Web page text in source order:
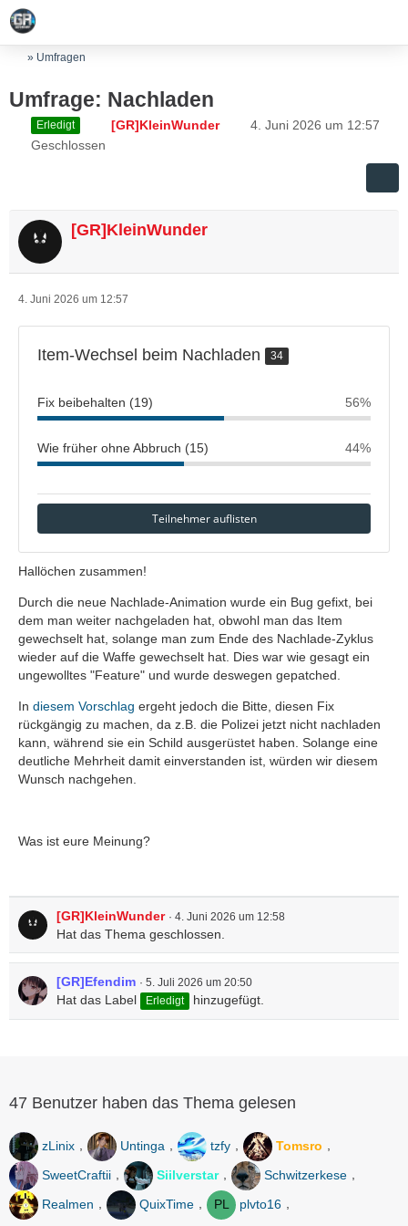
» Umfragen
Umfrage: Nachladen
Erledigt [GR]KleinWunder
4. Juni 2026 um 12:57
Geschlossen
[GR]KleinWunder
4. Juni 2026 um 12:57
Item-Wechsel beim Nachladen 34
Fix beibehalten (19) 56%
Wie früher ohne Abbruch (15) 44%
Teilnehmer auflisten
Hallöchen zusammen!
Durch die neue Nachlade-Animation wurde ein Bug gefixt, bei
dem man weiter nachgeladen hat, obwohl man das Item
gewechselt hat, solange man zum Ende des Nachlade-Zyklus
wieder auf die Waffe gewechselt hat. Dies war wie gesagt ein
ungewolltes "Feature" und wurde deswegen gepatched.
In diesem Vorschlag ergeht jedoch die Bitte, diesen Fix
rückgängig zu machen, da z.B. die Polizei jetzt nicht nachladen
kann, während sie ein Schild ausgerüstet haben. Solange eine
deutliche Mehrheit damit einverstanden ist, würden wir diesem
Wunsch nachgehen.
Was ist eure Meinung?
[GR]KleinWunder 4. Juni 2026 um 12:58
Hat das Thema geschlossen.
[GR]Efendim 5. Juli 2026 um 20:50
Hat das Label Erledigt hinzugefügt.
47 Benutzer haben das Thema gelesen
zLinix Untinga tzfy
Tomsro
SweetCraftii
Siilverstar
Schwitzerkese
Realmen
QuixTime plvto16